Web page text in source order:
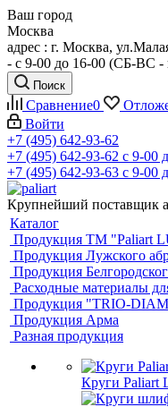
Ваш город
Москва
адрес : г. Москва,
- c 9-00 до 16-00 (СБ-ВС -
Поиск
Сравнение0
Войти
+7 (495) 642-93-62
+7 (495) 642-93-62 c 9-00
+7 (495) 642-93-63 c 9-00
Крупнейший поставщик
Каталог
Продукция ТМ "Paliart
Продукция Лужского
Продукция
Расходные материалы
Продукция "TRIO-
Продукция Арма
Разная продукция
Круги Paliart